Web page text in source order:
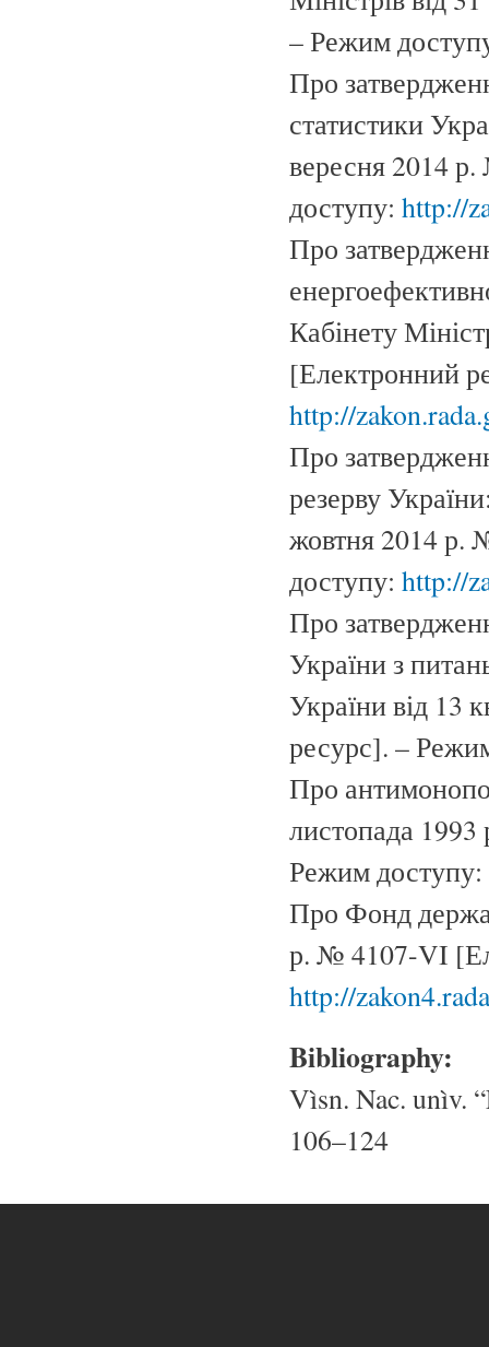
– Режим
Про
статистики
вересня 2014
доступу: http://
Про
Кабінету
[Електронний
http://
Про
резерву
жовтня 2014 р.
доступу: http://
Про
України з
України від 13
ресурс]. –
Про
листопада
Режим доступу:
Про Фонд
р. № 4107-VI
http://
Bibliography:
Vìsn. Nac. unìv.
106–124